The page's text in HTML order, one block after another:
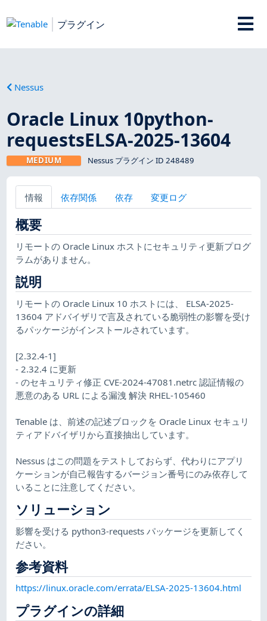
プラグイン
Nessus
Oracle Linux 10python-
requestsELSA-2025-13604
MEDIUM Nessus プラグイン ID 248489
情報 依存関係 依存 変更ログ
概要
リモートの Oracle Linux ホストにセキュリティ更新プログ
ラムがありません。
説明
リモートの Oracle Linux 10 ホストには、 ELSA-2025-
13604 アドバイザリで言及されている脆弱性の影響を受け
るパッケージがインストールされています。
[2.32.4-1]
- 2.32.4 に更新
- のセキュリティ修正 CVE-2024-47081.netrc 認証情報の
悪意のある URL による漏洩 解決 RHEL-105460
Tenable は、前述の記述ブロックを Oracle Linux セキュリ
ティアドバイザリから直接抽出しています。
Nessus はこの問題をテストしておらず、代わりにアプリ
ケーションが自己報告するバージョン番号にのみ依存して
いることに注意してください。
ソリューション
影響を受ける python3-requests パッケージを更新してく
ださい。
参考資料
https://linux.oracle.com/errata/ELSA-2025-13604.html
プラグインの詳細